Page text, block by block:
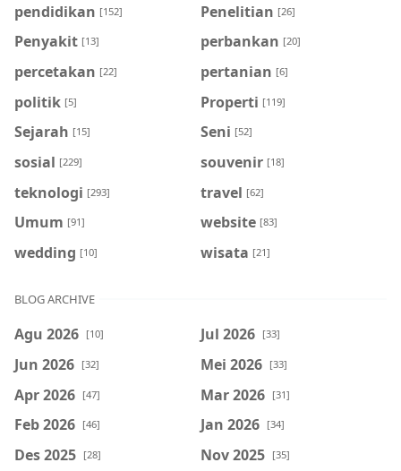
pendidikan [152] Penelitian [26]
Penyakit [13] perbankan [20]
percetakan [22] pertanian [6]
politik [5] Properti [119]
Sejarah [15] Seni [52]
sosial [229] souvenir [18]
teknologi [293] travel [62]
Umum [91] website [83]
wedding [10] wisata [21]
BLOG ARCHIVE
Agu 2026 [10] Jul 2026 [33]
Jun 2026 [32] Mei 2026 [33]
Apr 2026 [47] Mar 2026 [31]
Feb 2026 [46] Jan 2026 [34]
Des 2025 [28] Nov 2025 [35]